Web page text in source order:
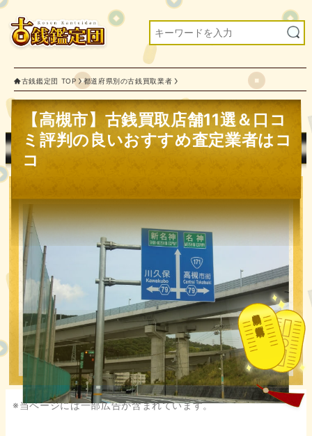
古銭鑑定団 TOP 都道府県別の古銭買取業者
【高槻市】古銭買取店舗11選＆口コ
ミ評判の良いおすすめ査定業者はコ
コ
都道府県別の古銭買取業者
※当ページには一部広告が含まれています。